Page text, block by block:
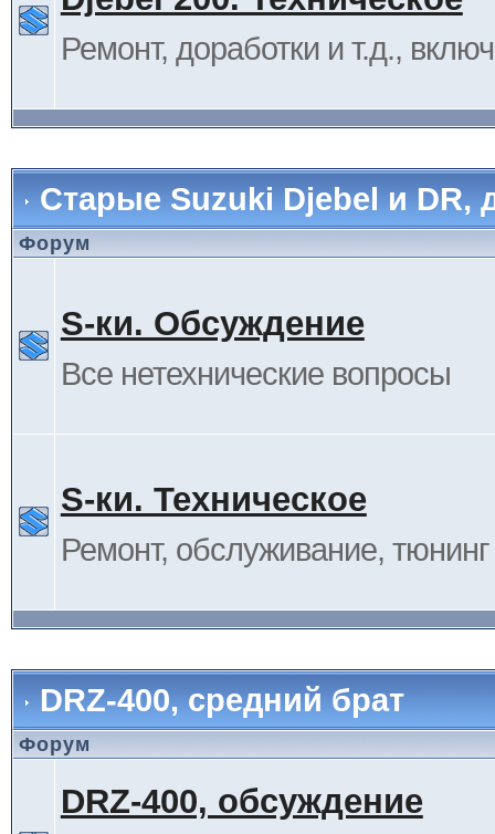
Ремонт, доработки и т.д.,
Старые Suzuki Djebel и DR,
Форум
S-ки. Обсуждение
Все нетехнические вопросы
S-ки. Техническое
Ремонт, обслуживание, тюнинг
DRZ-400, средний брат
Форум
DRZ-400, обсуждение